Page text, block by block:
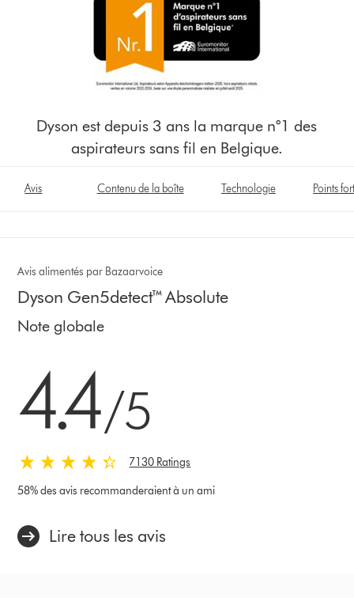
Dyson est depuis 3 ans la marque n°1 des
aspirateurs sans fil en Belgique.
Avis Contenu de la boîte Technologie Points
Avis alimentés par Bazaarvoice
Dyson Gen5detect™ Absolute
Note globale
4.4/5
7130 Ratings
58% des avis recommanderaient à un ami
Lire tous les avis